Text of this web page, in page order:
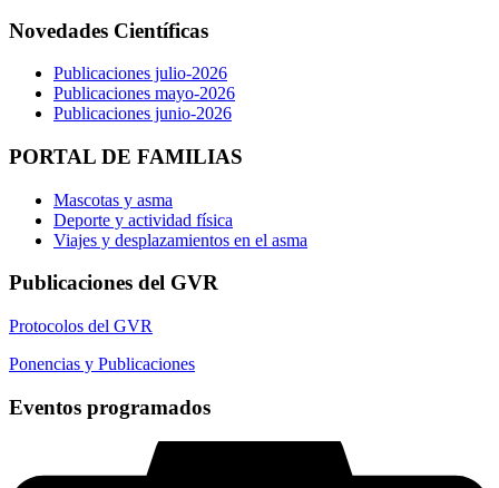
Novedades Científicas
Publicaciones julio-2026
Publicaciones mayo-2026
Publicaciones junio-2026
PORTAL DE FAMILIAS
Mascotas y asma
Deporte y actividad física
Viajes y desplazamientos en el asma
Publicaciones del GVR
Protocolos del GVR
Ponencias y Publicaciones
Eventos programados